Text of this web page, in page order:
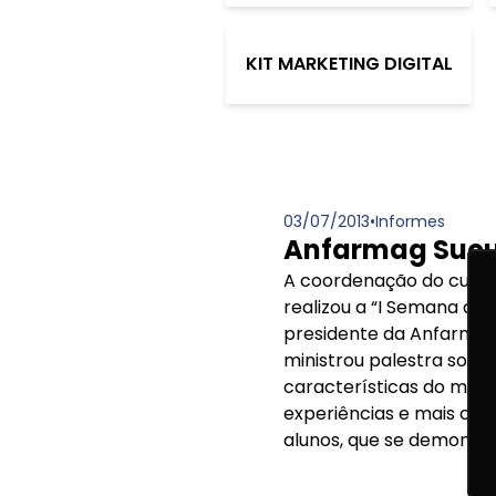
KIT MARKETING DIGITAL
03/07/2013•Informes
Anfarmag
A coordenação do
realizou a “I Semana
presidente da
ministrou palestra
características do
experiências e mais
alunos, que se